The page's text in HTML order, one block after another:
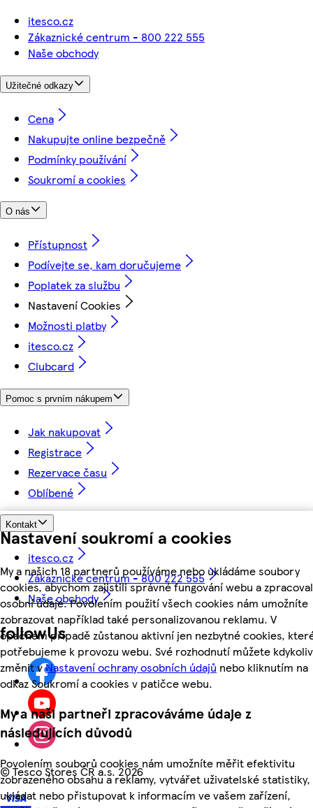
Nastavení soukromí a cookies
My a našich 18 partnerů používáme nebo ukládáme soubory
cookies, abychom zajistili správné fungování webu a
osobní údaje. Povolením použití všech cookies nám umožníte
zobrazovat například také personalizovanou reklamu. V
opačném případě zůstanou aktivní jen nezbytné cookies,
potřebujeme k provozu webu. Své rozhodnutí můžete kdykoliv
změnit vNastavení ochrany osobních údajů nebo kliknutím na
odkaz Soukromí a cookies v patičce webu.
My a naši partneři zpracováváme údaje z
následujících důvodů
Povolením souborů cookies nám umožníte měřit efektivitu
zobrazeného obsahu a reklamy, vytvářet uživatelské statistiky,
ukládat nebo přistupovat k informacím ve vašem zařízení,
itesco.cz
Zákaznické centrum - 800 222 555
Naše obchody
Užitečné odkazy
Cena
Nakupujte online bezpečně
Podmínky používání
Soukromí a cookies
O nás
Přístupnost
Podívejte se, kam doručujeme
Poplatek za službu
Nastavení Cookies
Možnosti platby
itesco.cz
Clubcard
Pomoc s prvním nákupem
Jak nakupovat
Registrace
Rezervace času
Oblíbené
Kontakt
itesco.cz
Zákaznické centrum - 800 222 555
Naše obchody
followUs
©Tesco Stores ČR a.s. 2026